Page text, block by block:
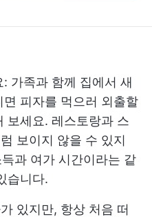
가족과 함께 집에서 새
피자를 먹으러 외출할
보세요. 레스토랑과 스
보이지 않을 수 있지
과 여가 시간이라는 같
습니다.
있지만, 항상 처음 떠